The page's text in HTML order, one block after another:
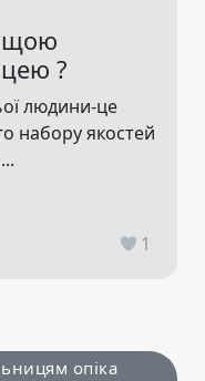
?
людини-це
набору якостей
1
опіка